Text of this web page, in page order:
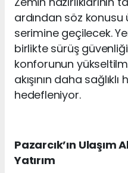
ardından söz
serimine geçilecek.
birlikte sürüş
konforunun
akışının daha
hedefleniyor.
Pazarcık’ın Ulaşım
Yatırım